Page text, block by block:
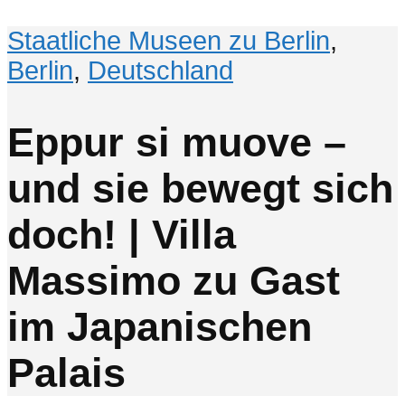
Staatliche Museen zu Berlin,
Berlin, Deutschland
Eppur si muove –
und sie bewegt sich
doch! | Villa
Massimo zu Gast
im Japanischen
Palais